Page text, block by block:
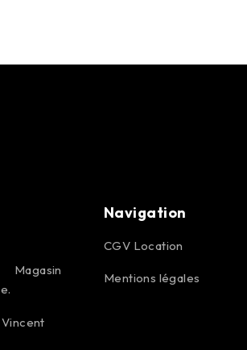
Navigation
CGV Location
Mentions légales